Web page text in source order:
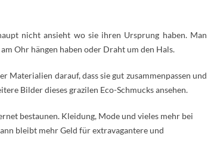
nicht ansieht wo sie ihren Ursprung haben. Man
Ohr hängen haben oder Draht um den Hals.
Materialien darauf, dass sie gut zusammenpassen und
Bilder dieses grazilen Eco-Schmucks ansehen.
bestaunen. Kleidung, Mode und vieles mehr bei
bleibt mehr Geld für extravagantere und